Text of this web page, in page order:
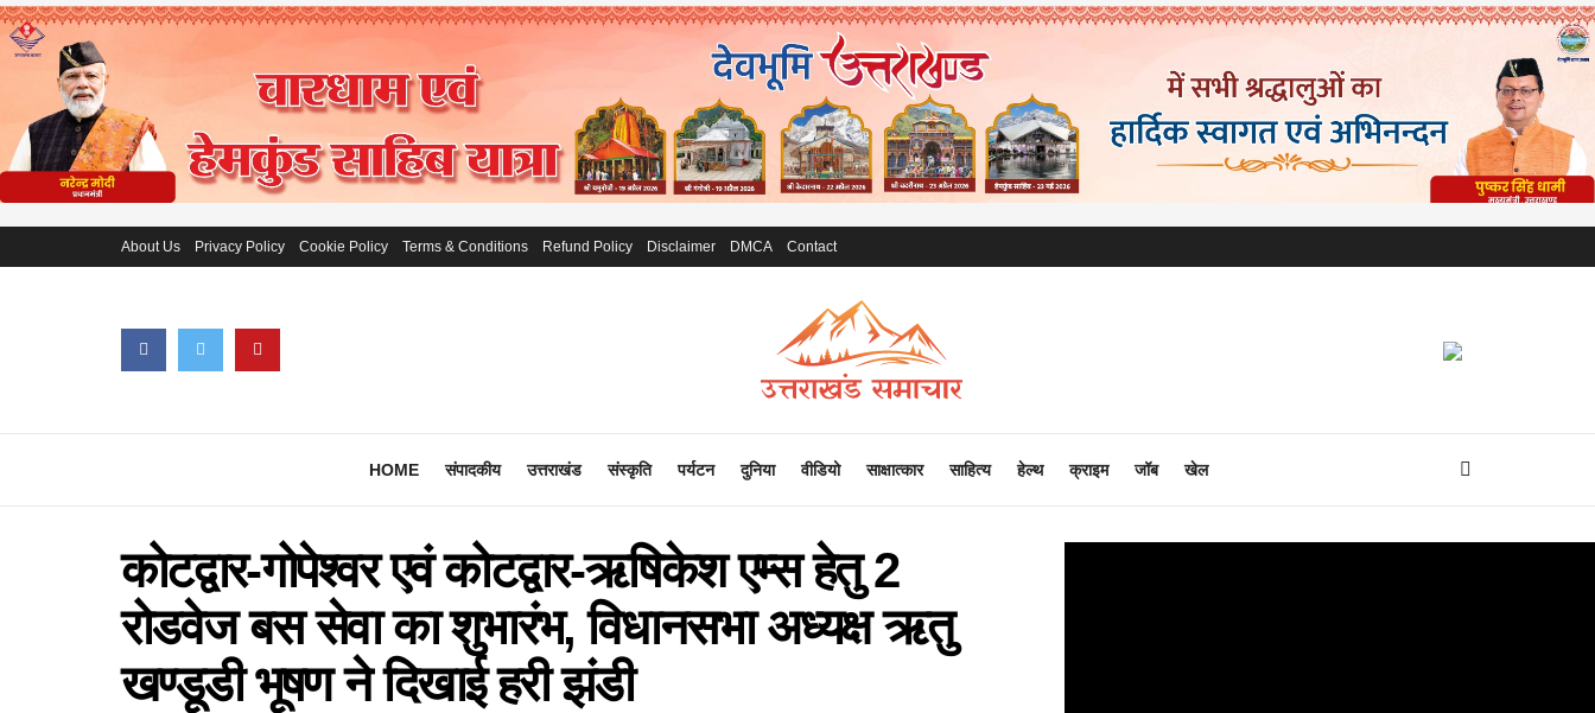
About Us Privacy Policy Cookie Policy Terms & Conditions Refund Policy Disclaimer DMCA Contact
HOME संपादकीय उत्तराखंड संस्कृति पर्यटन दुनिया वीडियो साक्षात्कार साहित्य हेल्थ क्राइम जॉब खेल
कोटद्वार-गोपेश्वर एवं कोटद्वार-ऋषिकेश एम्स हेतु 2
रोडवेज बस सेवा का शुभारंभ, विधानसभा अध्यक्ष ऋतु
खण्डूडी भूषण ने दिखाई हरी झंडी